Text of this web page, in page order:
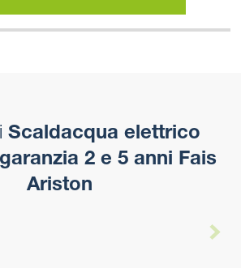
Scaldacqua elettrico
2 e 5 anni Fais
Ariston